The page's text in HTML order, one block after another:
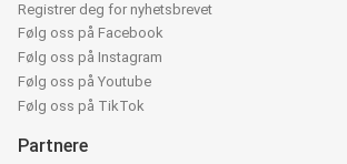
Registrer deg for nyhetsbrevet
Følg oss på Facebook
Følg oss på Instagram
Følg oss på Youtube
Følg oss på TikTok
Partnere